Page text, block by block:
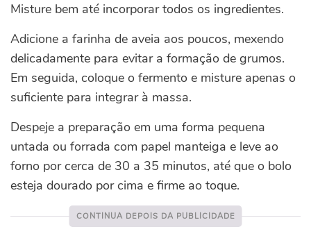
Misture bem até incorporar todos os ingredientes.
Adicione a farinha de aveia aos poucos, mexendo
delicadamente para evitar a formação de grumos.
Em seguida, coloque o fermento e misture apenas o
suficiente para integrar à massa.
Despeje a preparação em uma forma pequena
untada ou forrada com papel manteiga e leve ao
forno por cerca de 30 a 35 minutos, até que o bolo
esteja dourado por cima e firme ao toque.